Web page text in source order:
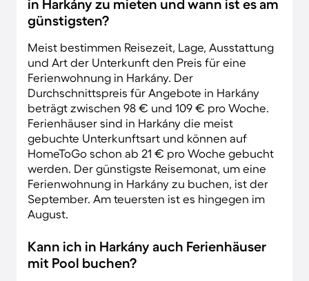
in Harkány zu mieten und wann ist es am
günstigsten?
Meist bestimmen Reisezeit, Lage, Ausstattung
und Art der Unterkunft den Preis für eine
Ferienwohnung in Harkány. Der
Durchschnittspreis für Angebote in Harkány
beträgt zwischen 98 € und 109 € pro Woche.
Ferienhäuser sind in Harkány die meist
gebuchte Unterkunftsart und können auf
HomeToGo schon ab 21 € pro Woche gebucht
werden. Der günstigste Reisemonat, um eine
Ferienwohnung in Harkány zu buchen, ist der
September. Am teuersten ist es hingegen im
August.
Kann ich in Harkány auch Ferienhäuser
mit Pool buchen?